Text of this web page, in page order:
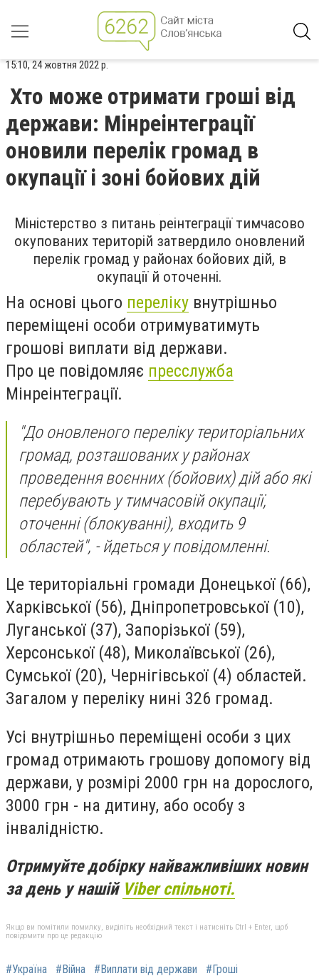
15:10, 24 жовтня 2022 р.
Хто може отримати гроші від
держави: Мінреінтеграції
оновили перелік громад в
окупації і зоні бойових дій
Міністерство з питань реінтеграції тимчасово
окупованих територій затвердило оновлений
перелік громад у районах бойових дій, в
окупації й оточенні.
На основі цього переліку внутрішньо
переміщені особи отримуватимуть
грошові виплати від держави.
Про це повідомляє пресслужба
Мінреінтеграції.
"До оновленого переліку територіальних
громад, розташованих у районах
проведення воєнних (бойових) дій або які
перебувають у тимчасовій окупації,
оточенні (блокуванні), входить 9
областей", - йдеться у повідомленні.
Це територіальні громади Донецької (66),
Харківської (56), Дніпропетровської (10),
Луганської (37), Запорізької (59),
Херсонської (48), Миколаївської (26),
Сумської (20), Чернігівської (4) областей.
Загалом у переліку нині 326 громад.
Усі внутрішньо переміщені особи з цих
громад отримають грошову допомогу від
держави, у розмірі 2000 грн на дорослого,
3000 грн - на дитину, або особу з
інвалідністю.
Отримуйте добірку найважливіших новин
за день у нашій Viber спільноті.
Якщо ви помітили помилку, виділіть необхідний текст і натисніть Ctrl + Enter, щоб
повідомити про це редакцію
#Україна #Війна #Виплати від держави
#Гроші